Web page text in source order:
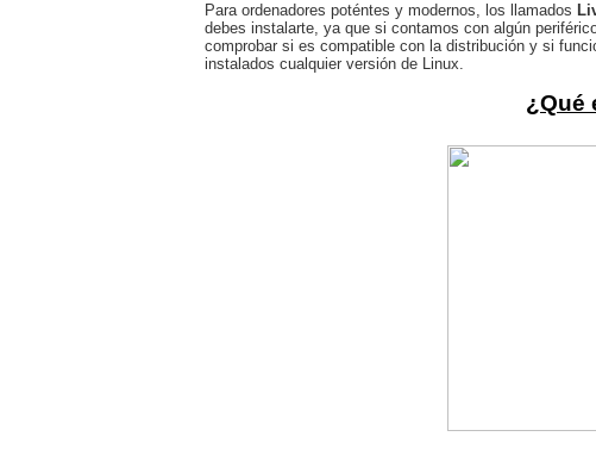
Para ordenadores poténtes y modernos, los llamados
debes instalarte, ya que si contamos con algún
comprobar si es compatible con la distribución y si
instalados cualquier versión de Linux.
¿Qué